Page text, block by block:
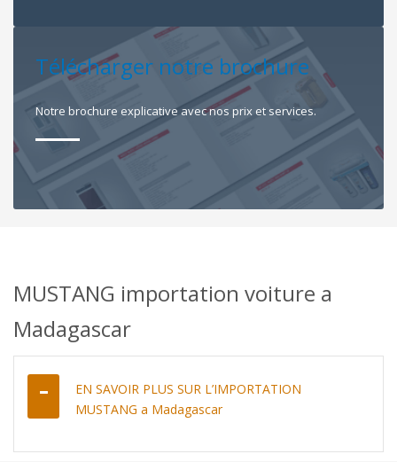
Télécharger notre brochure
Notre brochure explicative avec nos prix et services.
MUSTANG importation voiture a
Madagascar
EN SAVOIR PLUS SUR L’IMPORTATION
MUSTANG a Madagascar